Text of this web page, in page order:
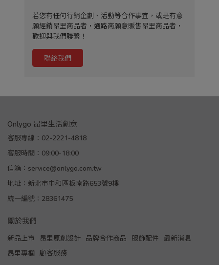
若您有任何行銷企劃、活動等合作事宜，或是有意
願經銷昂里商品者，通路商願意販售昂里商品者，
歡迎與我們聯繫！
聯絡我們
Onlygo 昂里生活創意
客服專線：02-2221-4818
客服時間：09:00-18:00
信箱：service@onlygo.com.tw
地址：新北市中和區板南路653號9樓
統一編號：28361475
關於我們
新品上市 昂里原創設計 品牌合作商品 服飾配件
最新消息
昂里專欄
顧客服務